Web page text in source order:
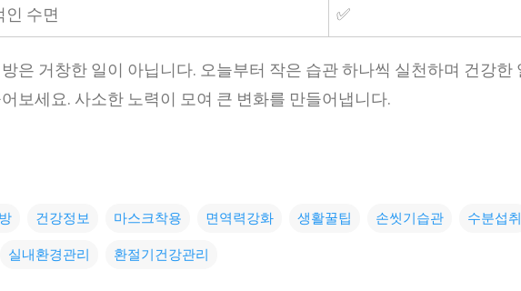
인 수면 ✅
은 거창한 일이 아닙니다. 오늘부터 작은 습관 하나씩 실천하며 건강한
보세요. 사소한 노력이 모여 큰 변화를 만들어냅니다.
건강정보 마스크착용 면역력강화 생활꿀팁 손씻기습관 수분섭취
실내환경관리 환절기건강관리